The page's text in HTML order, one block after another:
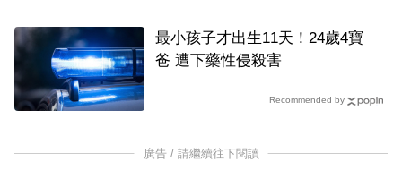
最小孩子才出生11天！24歲4寶
爸 遭下藥性侵殺害
Recommended by
廣告 / 請繼續往下閱讀